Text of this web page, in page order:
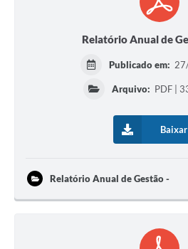
Relatório Anual de
Publicado em:
Arquivo: PDF |
Baixar
Relatório Anual de Gestão -